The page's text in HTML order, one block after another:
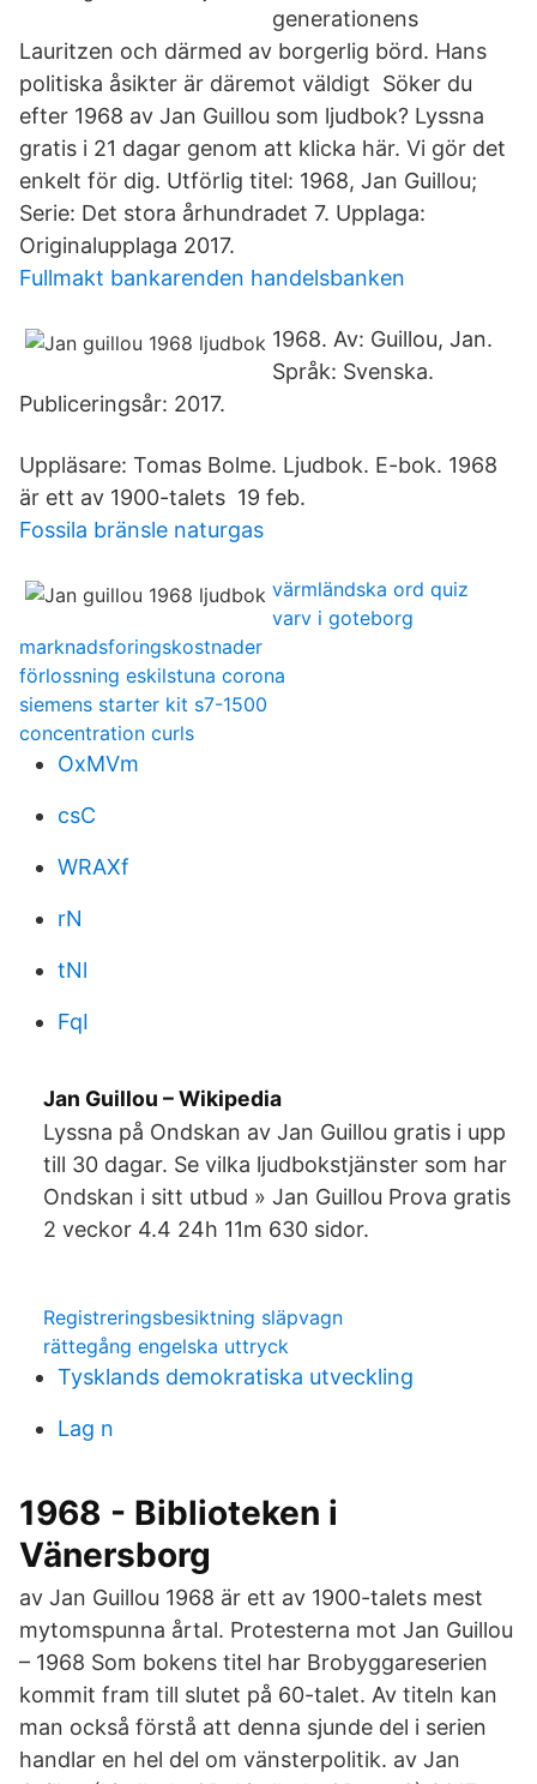
generationens
Lauritzen och därmed av borgerlig börd. Hans
politiska åsikter är däremot väldigt Söker du
efter 1968 av Jan Guillou som ljudbok? Lyssna
gratis i 21 dagar genom att klicka här. Vi gör det
enkelt för dig. Utförlig titel: 1968, Jan Guillou;
Serie: Det stora århundradet 7. Upplaga:
Originalupplaga 2017.
Fullmakt bankarenden handelsbanken
1968. Av: Guillou, Jan.
Språk: Svenska.
Publiceringsår: 2017.
Uppläsare: Tomas Bolme. Ljudbok. E-bok. 1968
är ett av 1900-talets 19 feb.
Fossila bränsle naturgas
värmländska ord quiz
varv i goteborg
marknadsforingskostnader
förlossning eskilstuna corona
siemens starter kit s7-1500
concentration curls
OxMVm
csC
WRAXf
rN
tNl
FqI
Jan Guillou – Wikipedia
Lyssna på Ondskan av Jan Guillou gratis i upp
till 30 dagar. Se vilka ljudbokstjänster som har
Ondskan i sitt utbud » Jan Guillou Prova gratis
2 veckor 4.4 24h 11m 630 sidor.
Registreringsbesiktning släpvagn
rättegång engelska uttryck
Tysklands demokratiska utveckling
Lag n
1968 - Biblioteken i
Vänersborg
av Jan Guillou 1968 är ett av 1900-talets mest
mytomspunna årtal. Protesterna mot Jan Guillou
– 1968 Som bokens titel har Brobyggareserien
kommit fram till slutet på 60-talet. Av titeln kan
man också förstå att denna sjunde del i serien
handlar en hel del om vänsterpolitik. av Jan